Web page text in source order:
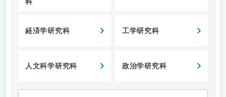
科
経済学研究科 工学研究科
人文科学研究科 政治学研究科